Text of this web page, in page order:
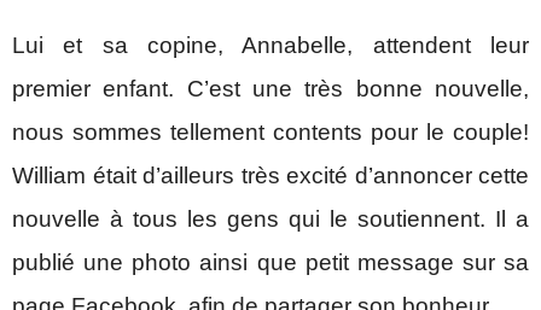
Lui et sa copine, Annabelle, attendent leur
premier enfant. C’est une très bonne nouvelle,
nous sommes tellement contents pour le couple!
William était d’ailleurs très excité d’annoncer cette
nouvelle à tous les gens qui le soutiennent. Il a
publié une photo ainsi que petit message sur sa